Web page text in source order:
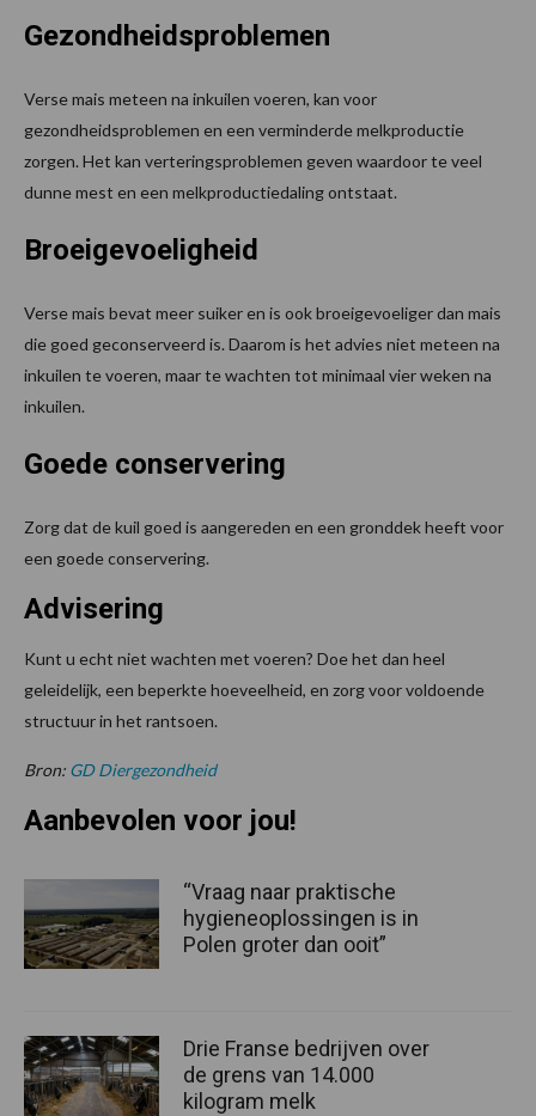
Gezondheidsproblemen
Verse mais meteen na inkuilen voeren, kan voor
gezondheidsproblemen en een verminderde melkproductie
zorgen. Het kan verteringsproblemen geven waardoor te veel
dunne mest en een melkproductiedaling ontstaat.
Broeigevoeligheid
Verse mais bevat meer suiker en is ook broeigevoeliger dan mais
die goed geconserveerd is. Daarom is het advies niet meteen na
inkuilen te voeren, maar te wachten tot minimaal vier weken na
inkuilen.
Goede conservering
Zorg dat de kuil goed is aangereden en een gronddek heeft voor
een goede conservering.
Advisering
Kunt u echt niet wachten met voeren? Doe het dan heel
geleidelijk, een beperkte hoeveelheid, en zorg voor voldoende
structuur in het rantsoen.
Bron: GD Diergezondheid
Aanbevolen voor jou!
“Vraag naar praktische
hygieneoplossingen is in
Polen groter dan ooit”
Drie Franse bedrijven over
de grens van 14.000
kilogram melk